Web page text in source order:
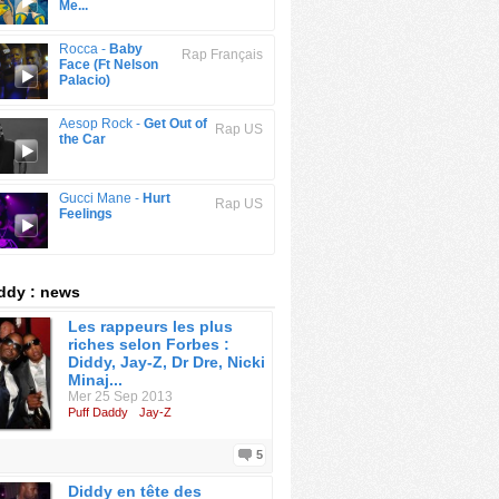
Me...
Rap Français
Rocca - Baby
Face (Ft Nelson
Palacio)
Rap US
Aesop Rock - Get Out of
the Car
Rap US
Gucci Mane - Hurt
Feelings
: news
Les rappeurs les plus
riches selon Forbes :
Diddy, Jay-Z, Dr Dre, Nicki
Minaj...
Mer 25 Sep 2013
Puff Daddy Jay-Z
5
Diddy en tête des